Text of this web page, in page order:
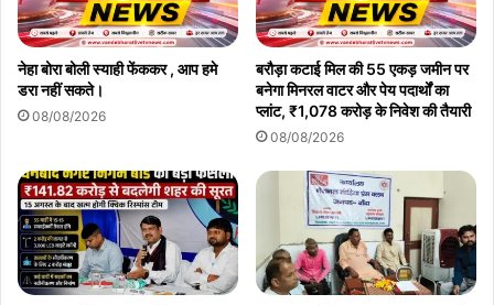
नेहा बोरा बोली स्याही फेंककर , आप हमे
डरा नहीं सकते।
08/08/2026
बरौड़ा कटाई मिल की 55 एकड़ जमीन पर
बनेगा मिनरल वाटर और पेय पदार्थों का
प्लांट, ₹1,078 करोड़ के निवेश की तैयारी
08/08/2026